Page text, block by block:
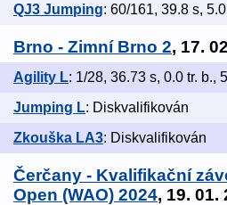
QJ3 Jumping: 60/161, 39.8 s,
Brno - Zimní Brno 2, 17.
Agility L: 1/28, 36.73 s, 0.0 tr. b.,
Jumping L: Diskvalifikován
Zkouška LA3: Diskvalifikován
Čerčany - Kvalifikační
Open (WAO) 2024, 19. 01.